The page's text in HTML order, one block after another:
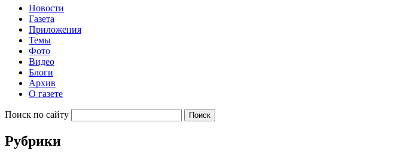
Новости
Газета
Приложения
Темы
Фото
Видео
Блоги
Архив
О газете
Поиск по сайту
Рубрики